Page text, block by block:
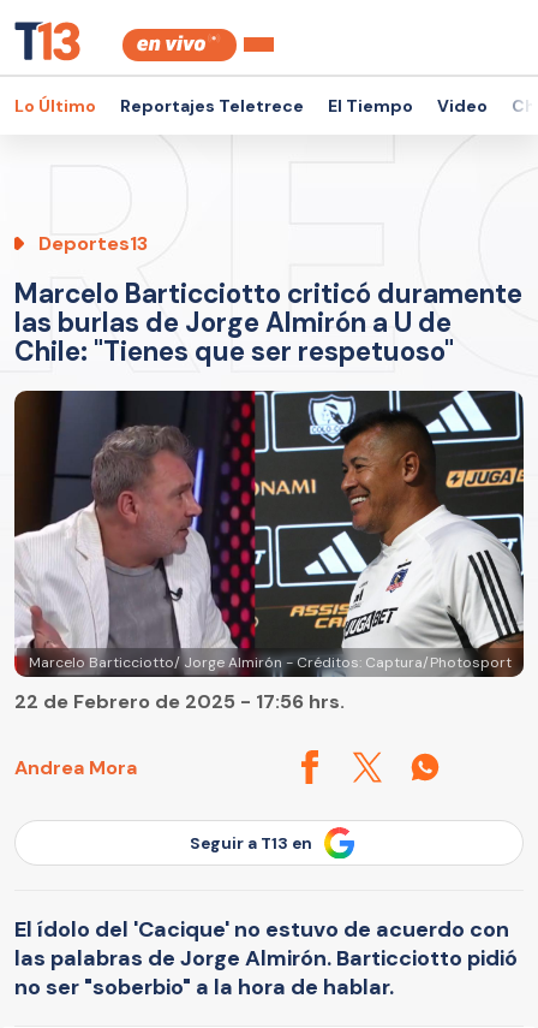
Lo Último Reportajes Teletrece El Tiempo Video
Deportes13
Marcelo Barticciotto criticó duramente
las burlas de Jorge Almirón a U de
Chile: "Tienes que ser respetuoso"
Marcelo Barticciotto/ Jorge Almirón - Créditos: Captura/Photosport
Andrea Mora
22 de Febrero de 2025 - 17:56 hrs.
Seguir a T13 en
El ídolo del 'Cacique' no estuvo de acuerdo con
las palabras de Jorge Almirón. Barticciotto pidió
no ser "soberbio" a la hora de hablar.